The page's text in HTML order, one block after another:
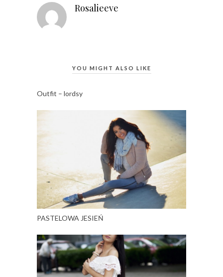
Rosalieeve
YOU MIGHT ALSO LIKE
Outfit – lordsy
PASTELOWA JESIEŃ